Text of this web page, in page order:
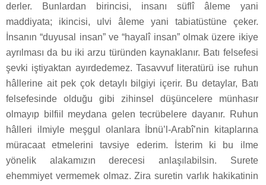
derler. Bunlardan birincisi, insanı süflî âleme yani
maddiyata; ikincisi, ulvi âleme yani tabiatüstüne çeker.
İnsanın “duyusal insan” ve “hayalî insan” olmak üzere ikiye
ayrılması da bu iki arzu türünden kaynaklanır. Batı felsefesi
şevki iştiyaktan ayırdedemez. Tasavvuf literatürü ise ruhun
hâllerine ait pek çok detaylı bilgiyi içerir. Bu detaylar, Batı
felsefesinde olduğu gibi zihinsel düşüncelere münhasır
olmayıp bilfiil meydana gelen tecrübelere dayanır. Ruhun
hâlleri ilmiyle meşgul olanlara İbnü’l-Arabî’nin kitaplarına
müracaat etmelerini tavsiye ederim. İsterim ki bu ilme
yönelik alakamızın derecesi anlaşılabilsin. Surete
ehemmiyet vermemek olmaz. Zira suretin varlık hakikatinin